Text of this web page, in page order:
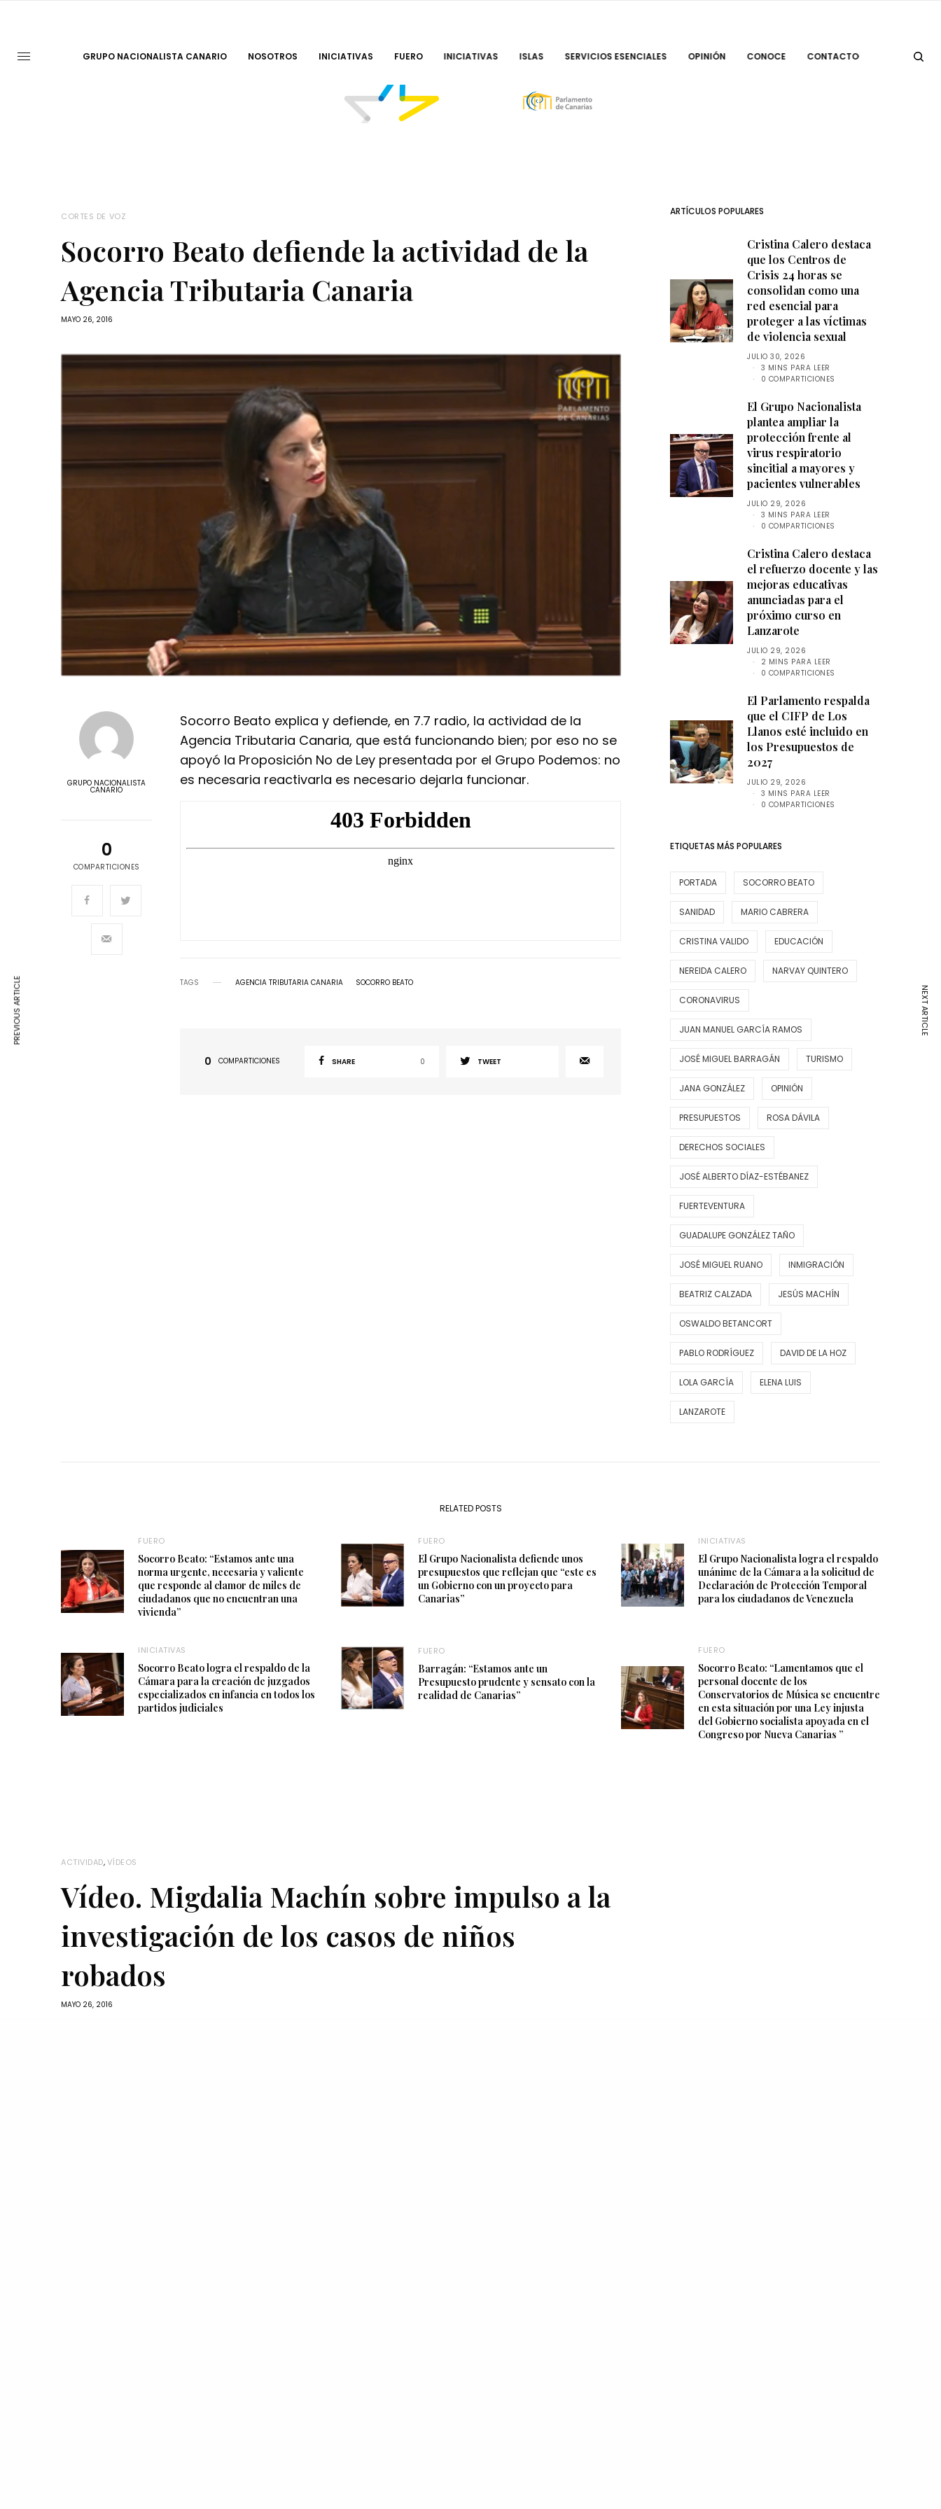
GRUPO NACIONALISTA CANARIO NOSOTROS INICIATIVAS FUERO INICIATIVAS ISLAS SERVICIOS ESENCIALES OPINIÓN CONOCE CONTACTO
CORTES DE VOZ
Socorro Beato defiende la actividad de la
Agencia Tributaria Canaria
MAYO 26, 2016
GRUPO NACIONALISTA
CANARIO
0
COMPARTICIONES
Socorro Beato explica y defiende, en 7.7 radio, la actividad de la
Agencia Tributaria Canaria, que está funcionando bien; por eso no se
apoyó la Proposición No de Ley presentada por el Grupo Podemos: no
es necesaria reactivarla es necesario dejarla funcionar.
TAGS AGENCIA TRIBUTARIA CANARIA SOCORRO BEATO
0 COMPARTICIONES SHARE 0 TWEET
ARTÍCULOS POPULARES
Cristina Calero destaca
que los Centros de
Crisis 24 horas se
consolidan como una
red esencial para
proteger a las víctimas
de violencia sexual
JULIO 30, 2026
3 MINS PARA LEER
0 COMPARTICIONES
El Grupo Nacionalista
plantea ampliar la
protección frente al
virus respiratorio
sincitial a mayores y
pacientes vulnerables
JULIO 29, 2026
3 MINS PARA LEER
0 COMPARTICIONES
Cristina Calero destaca
el refuerzo docente y las
mejoras educativas
anunciadas para el
próximo curso en
Lanzarote
JULIO 29, 2026
2 MINS PARA LEER
0 COMPARTICIONES
El Parlamento respalda
que el CIFP de Los
Llanos esté incluido en
los Presupuestos de
2027
JULIO 29, 2026
3 MINS PARA LEER
0 COMPARTICIONES
ETIQUETAS MÁS POPULARES
PORTADA SOCORRO BEATO
SANIDAD MARIO CABRERA
CRISTINA VALIDO EDUCACIÓN
NEREIDA CALERO NARVAY QUINTERO
CORONAVIRUS
JUAN MANUEL GARCÍA RAMOS
JOSÉ MIGUEL BARRAGÁN TURISMO
JANA GONZÁLEZ OPINIÓN
PRESUPUESTOS ROSA DÁVILA
DERECHOS SOCIALES
JOSÉ ALBERTO DÍAZ-ESTÉBANEZ
FUERTEVENTURA
GUADALUPE GONZÁLEZ TAÑO
JOSÉ MIGUEL RUANO INMIGRACIÓN
BEATRIZ CALZADA JESÚS MACHÍN
OSWALDO BETANCORT
PABLO RODRÍGUEZ DAVID DE LA HOZ
LOLA GARCÍA ELENA LUIS
LANZAROTE
PREVIOUS ARTICLE NEXT ARTICLE
RELATED POSTS
FUERO
Socorro Beato: “Estamos ante una
norma urgente, necesaria y valiente
que responde al clamor de miles de
ciudadanos que no encuentran una
vivienda”
FUERO
El Grupo Nacionalista defiende unos
presupuestos que reflejan que “este es
un Gobierno con un proyecto para
Canarias”
INICIATIVAS
El Grupo Nacionalista logra el respaldo
unánime de la Cámara a la solicitud de
Declaración de Protección Temporal
para los ciudadanos de Venezuela
INICIATIVAS
Socorro Beato logra el respaldo de la
Cámara para la creación de juzgados
especializados en infancia en todos los
partidos judiciales
FUERO
Barragán: “Estamos ante un
Presupuesto prudente y sensato con la
realidad de Canarias”
FUERO
Socorro Beato: “Lamentamos que el
personal docente de los
Conservatorios de Música se encuentre
en esta situación por una Ley injusta
del Gobierno socialista apoyada en el
Congreso por Nueva Canarias ”
ACTIVIDAD,VÍDEOS
Vídeo. Migdalia Machín sobre impulso a la
investigación de los casos de niños
robados
MAYO 26, 2016